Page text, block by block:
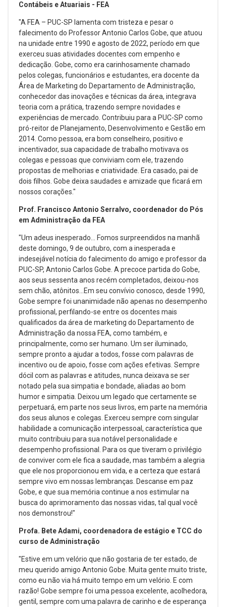
Contábeis e Atuariais - FEA
"A FEA – PUC-SP lamenta com tristeza e pesar o
falecimento do Professor Antonio Carlos Gobe, que atuou
na unidade entre 1990 e agosto de 2022, período em que
exerceu suas atividades docentes com empenho e
dedicação. Gobe, como era carinhosamente chamado
pelos colegas, funcionários e estudantes, era docente da
Área de Marketing do Departamento de Administração,
conhecedor das inovações e técnicas da área, integrava
teoria com a prática, trazendo sempre novidades e
experiências de mercado. Contribuiu para a PUC-SP como
pró-reitor de Planejamento, Desenvolvimento e Gestão em
2014. Como pessoa, era bom conselheiro, positivo e
incentivador, sua capacidade de trabalho motivava os
colegas e pessoas que conviviam com ele, trazendo
propostas de melhorias e criatividade. Era casado, pai de
dois filhos. Gobe deixa saudades e amizade que ficará em
nossos corações."
Prof. Francisco Antonio Serralvo, coordenador do Pós
em Administração da FEA
"Um adeus inesperado... Fomos surpreendidos na manhã
deste domingo, 9 de outubro, com a inesperada e
indesejável notícia do falecimento do amigo e professor da
PUC-SP, Antonio Carlos Gobe. A precoce partida do Gobe,
aos seus sessenta anos recém completados, deixou-nos
sem chão, atônitos...Em seu convívio conosco, desde 1990,
Gobe sempre foi unanimidade não apenas no desempenho
profissional, perfilando-se entre os docentes mais
qualificados da área de marketing do Departamento de
Administração da nossa FEA, como também, e
principalmente, como ser humano. Um ser iluminado,
sempre pronto a ajudar a todos, fosse com palavras de
incentivo ou de apoio, fosse com ações efetivas. Sempre
dócil com as palavras e atitudes, nunca deixava se ser
notado pela sua simpatia e bondade, aliadas ao bom
humor e simpatia. Deixou um legado que certamente se
perpetuará, em parte nos seus livros, em parte na memória
dos seus alunos e colegas. Exerceu sempre com singular
habilidade a comunicação interpessoal, característica que
muito contribuiu para sua notável personalidade e
desempenho profissional. Para os que tiveram o privilégio
de conviver com ele fica a saudade, mas também a alegria
que ele nos proporcionou em vida, e a certeza que estará
sempre vivo em nossas lembranças. Descanse em paz
Gobe, e que sua memória continue a nos estimular na
busca do aprimoramento das nossas vidas, tal qual você
nos demonstrou!"
Profa. Bete Adami, coordenadora de estágio e TCC do
curso de Administração
"Estive em um velório que não gostaria de ter estado, de
meu querido amigo Antonio Gobe. Muita gente muito triste,
como eu não via há muito tempo em um velório. E com
razão! Gobe sempre foi uma pessoa excelente, acolhedora,
gentil, sempre com uma palavra de carinho e de esperança